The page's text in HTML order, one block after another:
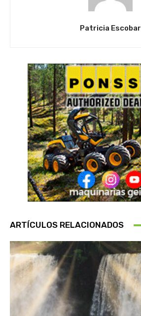
Patricia Escobar
ARTÍCULOS RELACIONADOS